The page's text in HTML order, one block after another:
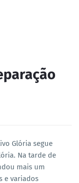
Glória segue
Na tarde de
mais um
e variados